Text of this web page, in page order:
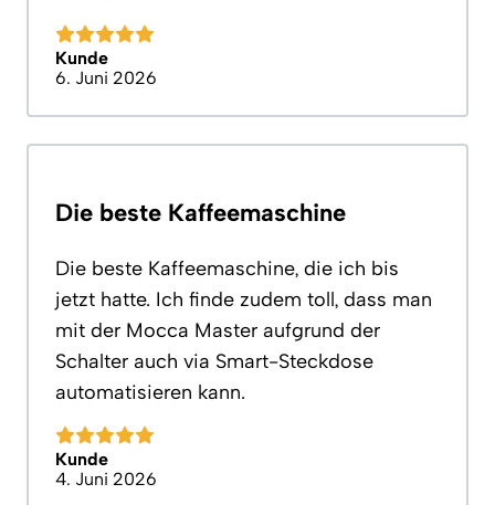
Kunde
6. Juni 2026
Die beste Kaffeemaschine
Die beste Kaffeemaschine, die ich bis
jetzt hatte. Ich finde zudem toll, dass man
mit der Mocca Master aufgrund der
Schalter auch via Smart-Steckdose
automatisieren kann.
Kunde
4. Juni 2026